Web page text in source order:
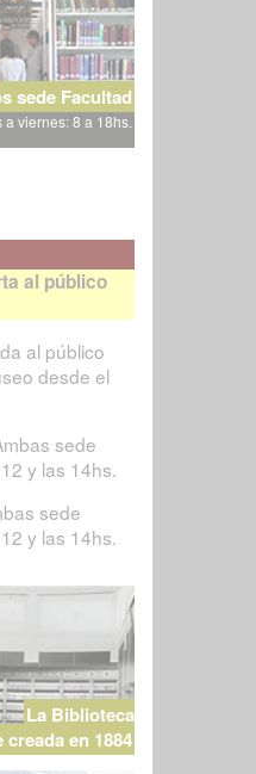
sede Facultad
a viernes: 8 a 18hs.
al público
al público
desde el
sede
y las 14hs.
sede
y las 14hs.
La Biblioteca
creada en 1884